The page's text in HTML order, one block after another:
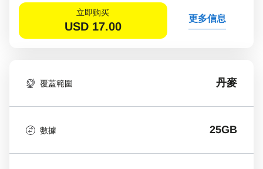
立即购买
USD 17.00
更多信息
覆蓋範圍 丹麥
數據 25GB